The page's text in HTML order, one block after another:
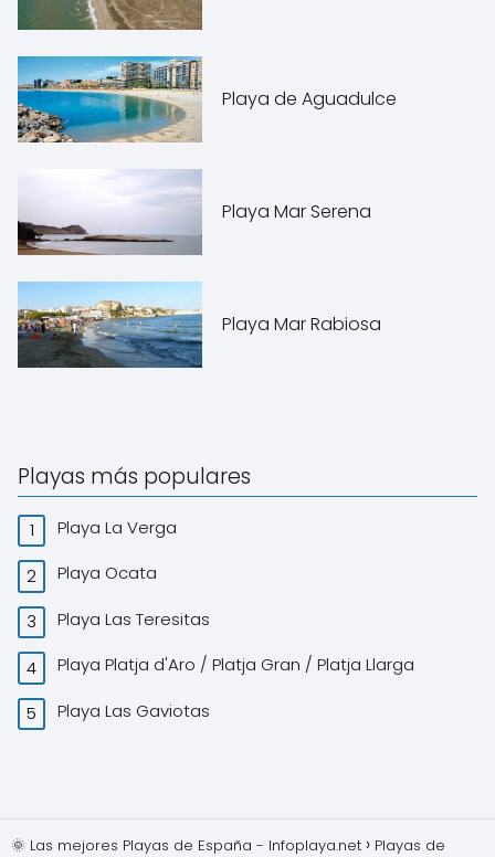
Playa de Aguadulce
Playa Mar Serena
Playa Mar Rabiosa
Playas más populares
Playa La Verga
Playa Ocata
Playa Las Teresitas
Playa Platja d'Aro / Platja Gran / Platja Llarga
Playa Las Gaviotas
🌞 Las mejores Playas de España - Infoplaya.net Playas de